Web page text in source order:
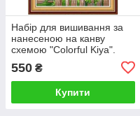
Набір для вишивання за
нанесеною на канву
схемою "Colorful Kiya".
AIDA 14CT printed, 27*38
см
550 ₴
Купити